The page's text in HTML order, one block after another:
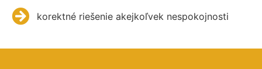
korektné riešenie akejkoľvek nespokojnosti